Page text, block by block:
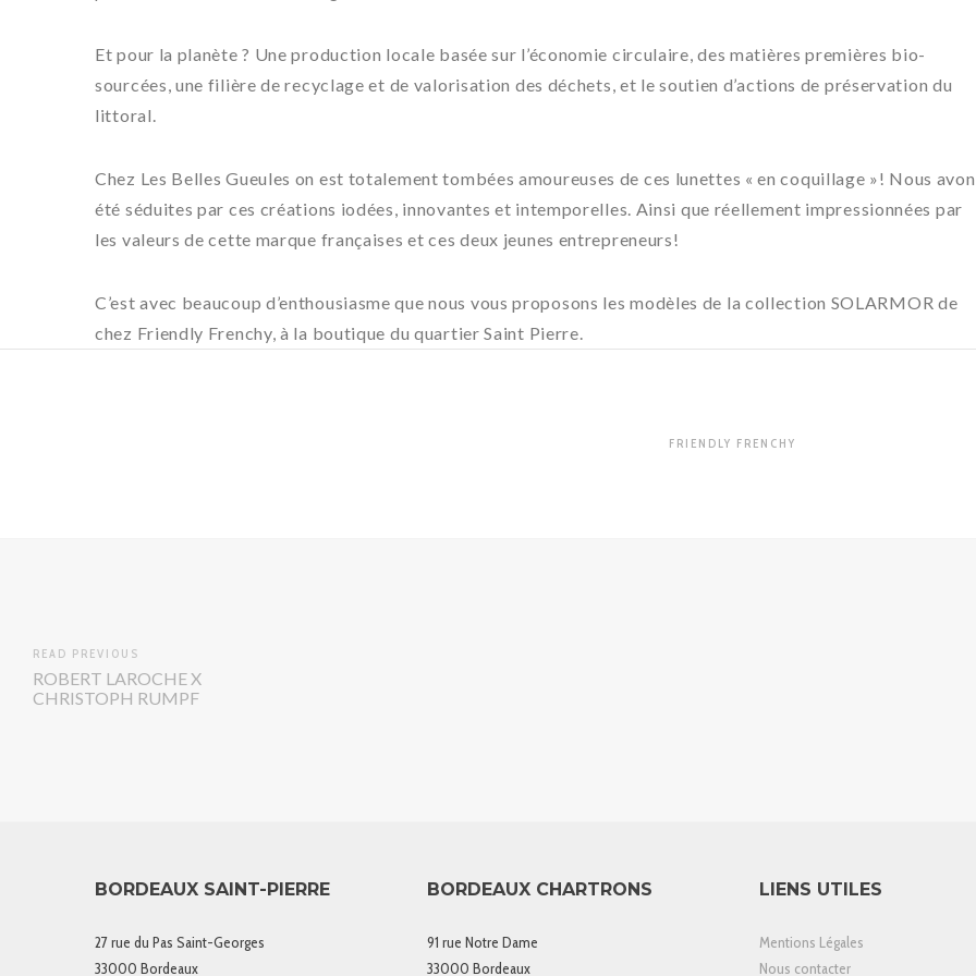
Et pour la planète ? Une production locale basée sur l’économie circulaire, des matières premières bio-
sourcées, une filière de recyclage et de valorisation des déchets, et le soutien d’actions de préservation du
littoral.
Chez Les Belles Gueules on est totalement tombées amoureuses de ces lunettes « en coquillage »! Nous
été séduites par ces créations iodées, innovantes et intemporelles. Ainsi que réellement impressionnées par
les valeurs de cette marque françaises et ces deux jeunes entrepreneurs!
C’est avec beaucoup d’enthousiasme que nous vous proposons les modèles de la collection SOLARMOR de
chez Friendly Frenchy, à la boutique du quartier Saint Pierre.
FRIENDLY FRENCHY
READ PREVIOUS
ROBERT LAROCHE X
CHRISTOPH RUMPF
BORDEAUX SAINT-PIERRE
27 rue du Pas Saint-Georges
33000 Bordeaux
BORDEAUX CHARTRONS
91 rue Notre Dame
33000 Bordeaux
LIENS UTILES
Mentions Légales
Nous contacter